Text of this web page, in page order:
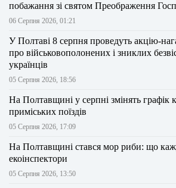
побажання зі святом Преображення
06 Серпня 2026, 01:21
У Полтаві 8 серпня проведуть акцію-
про військовополонених і зниклих
українців
05 Серпня 2026, 18:56
На Полтавщині у серпні змінять графік
приміських поїздів
05 Серпня 2026, 17:09
На Полтавщині стався мор риби: що
екоінспектори
05 Серпня 2026, 13:50